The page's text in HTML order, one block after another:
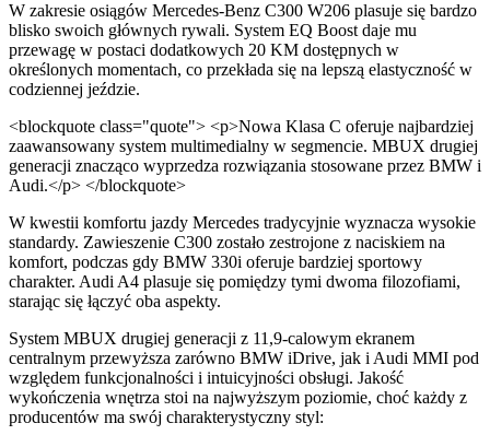
W zakresie osiągów Mercedes-Benz C300 W206 plasuje się bardzo
blisko swoich głównych rywali. System EQ Boost daje mu
przewagę w postaci dodatkowych 20 KM dostępnych w
określonych momentach, co przekłada się na lepszą elastyczność w
codziennej jeździe.
<blockquote class="quote"> <p>Nowa Klasa C oferuje najbardziej
zaawansowany system multimedialny w segmencie. MBUX drugiej
generacji znacząco wyprzedza rozwiązania stosowane przez BMW i
Audi.</p> </blockquote>
W kwestii komfortu jazdy Mercedes tradycyjnie wyznacza wysokie
standardy. Zawieszenie C300 zostało zestrojone z naciskiem na
komfort, podczas gdy BMW 330i oferuje bardziej sportowy
charakter. Audi A4 plasuje się pomiędzy tymi dwoma filozofiami,
starając się łączyć oba aspekty.
System MBUX drugiej generacji z 11,9-calowym ekranem
centralnym przewyższa zarówno BMW iDrive, jak i Audi MMI pod
względem funkcjonalności i intuicyjności obsługi. Jakość
wykończenia wnętrza stoi na najwyższym poziomie, choć każdy z
producentów ma swój charakterystyczny styl: